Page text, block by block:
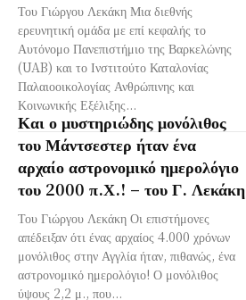
Του Γιώργου Λεκάκη Μια διεθνής
ερευνητική ομάδα με επί κεφαλής το
Αυτόνομο Πανεπιστήμιο της Βαρκελώνης
(UAB) και το Ινστιτούτο Καταλονίας
Παλαιοοικολογίας Ανθρώπινης και
Κοινωνικής Εξέλιξης...
Και ο μυστηριώδης μονόλιθος
του Μάντσεστερ ήταν ένα
αρχαίο αστρονομικό ημερολόγιο
του 2000 π.Χ.! – του Γ. Λεκάκη
Του Γιώργου Λεκάκη Οι επιστήμονες
απέδειξαν ότι ένας αρχαίος 4.000 χρόνων
μονόλιθος στην Αγγλία ήταν, πιθανώς, ένα
αστρονομικό ημερολόγιο! Ο μονόλιθος
ύψους 2,2 μ., που...